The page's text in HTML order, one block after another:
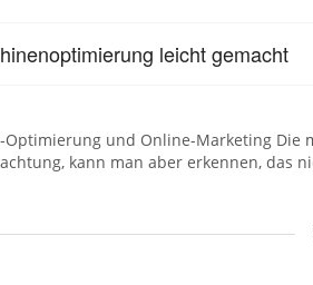
leicht gemacht
Optimierung und Online-Marketing
kann man aber erkennen, das